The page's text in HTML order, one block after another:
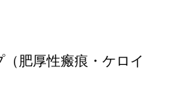
（肥厚性瘢痕・ケロイ